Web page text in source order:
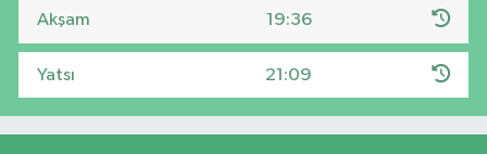
Akşam 19:36
Yatsı 21:09